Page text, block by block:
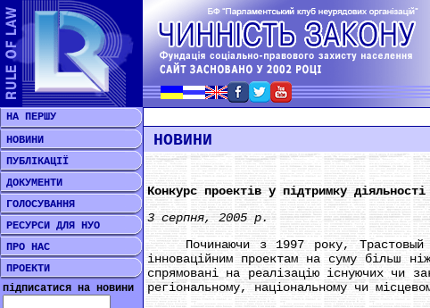
НА ПЕРШУ
НОВИНИ
ПУБЛІКАЦІЇ
ДОКУМЕНТИ
ГОЛОСУВАННЯ
РЕСУРСИ ДЛЯ НУО
ПРО НАС
ПРОЕКТИ
підписатися на новини
НОВИНИ
Конкурс проектів у підтримку
3 серпня, 2005 р.
Починаючи з 1997 року, Трастовый
інноваційним проектам на суму більш
спрямовані на реалізацію існуючих чи
регіональному, національному чи